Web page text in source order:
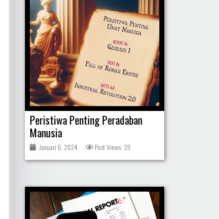
Peristiwa Penting Peradaban
Manusia
Januari 6, 2024 Post Views: 39